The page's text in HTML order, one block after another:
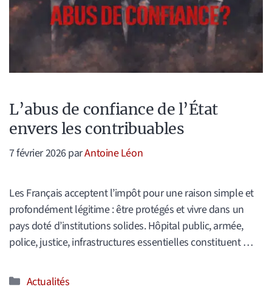
L’abus de confiance de l’État
envers les contribuables
7 février 2026parAntoine Léon
Les Français acceptent l’impôt pour une raison simple et
profondément légitime : être protégés et vivre dans un
pays doté d’institutions solides. Hôpital public, armée,
police, justice, infrastructures essentielles constituent …
Catégories
Actualités